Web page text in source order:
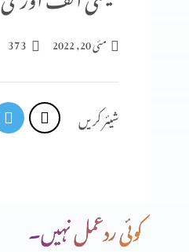
مئی 20, 2022 373
شیئر کریں
کوئی ردعمل نہیں۔